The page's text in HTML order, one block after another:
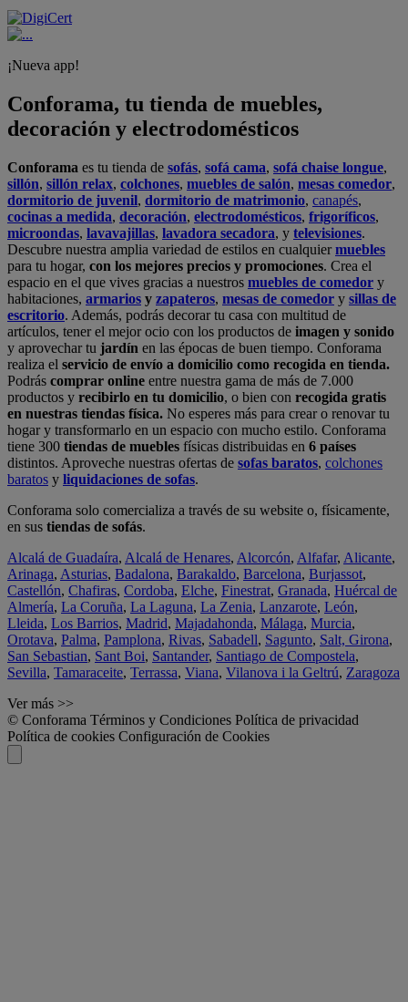
¡Nueva app!
Conforama, tu tienda de muebles,
decoración y electrodomésticos
Conforama es tu tienda de sofás, sofá cama, sofá chaise longue,
sillón, sillón relax, colchones, muebles de salón, mesas comedor,
dormitorio de juvenil, dormitorio de matrimonio, canapés,
cocinas a medida, decoración, electrodomésticos, frigoríficos,
microondas, lavavajillas, lavadora secadora, y televisiones.
Descubre nuestra amplia variedad de estilos en cualquiermuebles
para tu hogar, con los mejores precios y promociones. Crea el
espacio en el que vives gracias a nuestros muebles de comedor y
habitaciones, armarios y zapateros, mesas de comedor y sillas de
escritorio. Además, podrás decorar tu casa con multitud de
artículos, tener el mejor ocio con los productos de imagen y sonido
y aprovechar tu jardín en las épocas de buen tiempo. Conforama
realiza el servicio de envío a domicilio como recogida en tienda.
Podrás comprar online entre nuestra gama de más de 7.000
productos y recibirlo en tu domicilio, o bien con recogida gratis
en nuestras tiendas física. No esperes más para crear o renovar tu
hogar y transformarlo en un espacio con mucho estilo. Conforama
tiene 300 tiendas de muebles físicas distribuidas en 6 países
distintos. Aproveche nuestras ofertas de sofas baratos, colchones
baratos y liquidaciones de sofas.
Conforama solo comercializa a través de su website o, físicamente,
en sus tiendas de sofás.
Alcalá de Guadaíra, Alcalá de Henares, Alcorcón, Alfafar, Alicante,
Arinaga, Asturias, Badalona, Barakaldo, Barcelona, Burjassot,
Castellón, Chafiras, Cordoba, Elche, Finestrat, Granada, Huércal de
Almería, La Coruña, La Laguna, La Zenia, Lanzarote, León,
Lleida, Los Barrios, Madrid, Majadahonda, Málaga, Murcia,
Orotava, Palma, Pamplona, Rivas, Sabadell, Sagunto, Salt, Girona,
San Sebastian, Sant Boi, Santander, Santiago de Compostela,
Sevilla, Tamaraceite, Terrassa, Viana, Vilanova i la Geltrú, Zaragoza
Ver más >>
© Conforama Términos y Condiciones Política de privacidad
Política de cookies Configuración de Cookies